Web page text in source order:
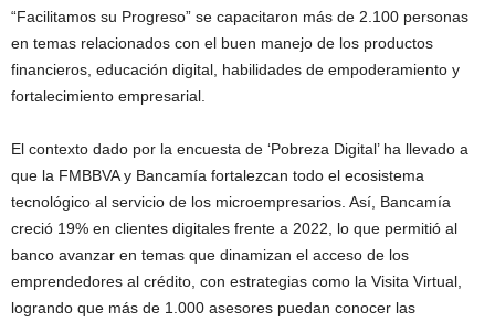
“Facilitamos su Progreso” se capacitaron más de 2.100 personas
en temas relacionados con el buen manejo de los productos
financieros, educación digital, habilidades de empoderamiento y
fortalecimiento empresarial.
El contexto dado por la encuesta de ‘Pobreza Digital’ ha llevado a
que la FMBBVA y Bancamía fortalezcan todo el ecosistema
tecnológico al servicio de los microempresarios. Así, Bancamía
creció 19% en clientes digitales frente a 2022, lo que permitió al
banco avanzar en temas que dinamizan el acceso de los
emprendedores al crédito, con estrategias como la Visita Virtual,
logrando que más de 1.000 asesores puedan conocer las